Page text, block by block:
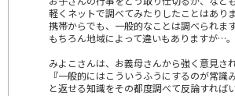
軽くネットで調べてみたりしたことはあり
携帯からでも、一般的なことは調べられます
もちろん地域によって違いもありますが…。
みよこさんは、お義母さんから強く意見さ
『一般的にはこういうふうにするのが常識
と返せる知識をその都度調べて反論すれば